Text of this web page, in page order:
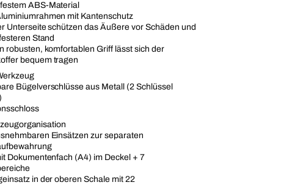
ABS-Material
mit Kantenschutz
Unterseite schützen das Äußere vor Schäden und
Stand
robusten, komfortablen Griff lässt sich der
bequem tragen
Bügelverschlüsse aus Metall (2 Schlüssel
Einsätzen zur separaten
Dokumentenfach (A4) im Deckel + 7
in der oberen Schale mit 22